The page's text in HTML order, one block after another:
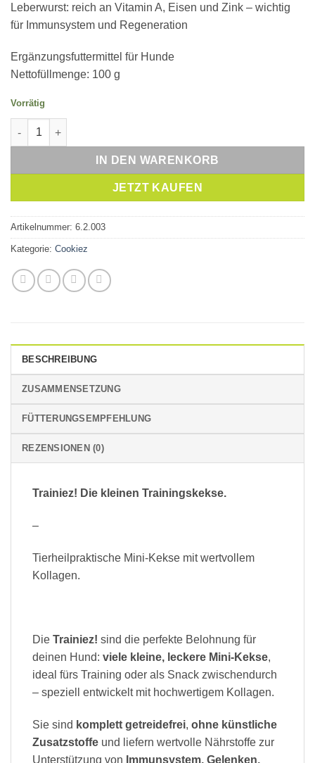
Leberwurst: reich an Vitamin A, Eisen und Zink – wichtig
für Immunsystem und Regeneration
Ergänzungsfuttermittel für Hunde
Nettofüllmenge: 100 g
Vorrätig
Trainiez! - Die kleinen Trainingskekse Menge
IN DEN WARENKORB
JETZT KAUFEN
Artikelnummer: 6.2.003
Kategorie: Cookiez
BESCHREIBUNG
ZUSAMMENSETZUNG
FÜTTERUNGSEMPFEHLUNG
REZENSIONEN (0)
Trainiez! Die kleinen Trainingskekse.
–
Tierheilpraktische Mini-Kekse mit wertvollem
Kollagen.
Die Trainiez! sind die perfekte Belohnung für
deinen Hund: viele kleine, leckere Mini-Kekse,
ideal fürs Training oder als Snack zwischendurch
– speziell entwickelt mit hochwertigem Kollagen.
Sie sind komplett getreidefrei, ohne künstliche
Zusatzstoffe und liefern wertvolle Nährstoffe zur
Unterstützung von Immunsystem, Gelenken,